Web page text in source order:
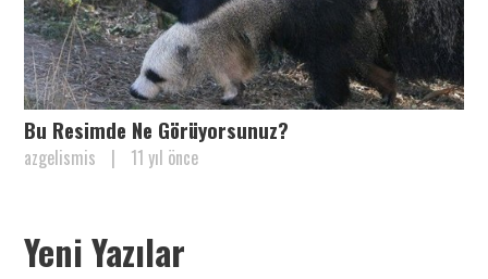
Bu Resimde Ne Görüyorsunuz?
azgelismis | 11 yıl önce
Yeni Yazılar